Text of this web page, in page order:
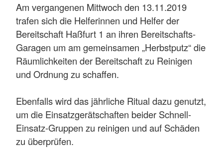
Am vergangenen Mittwoch den 13.11.2019
trafen sich die Helferinnen und Helfer der
Bereitschaft Haßfurt 1 an ihren Bereitschafts-
Garagen um am gemeinsamen „Herbstputz“ die
Räumlichkeiten der Bereitschaft zu Reinigen
und Ordnung zu schaffen.
Ebenfalls wird das jährliche Ritual dazu genutzt,
um die Einsatzgerätschaften beider Schnell-
Einsatz-Gruppen zu reinigen und auf Schäden
zu überprüfen.